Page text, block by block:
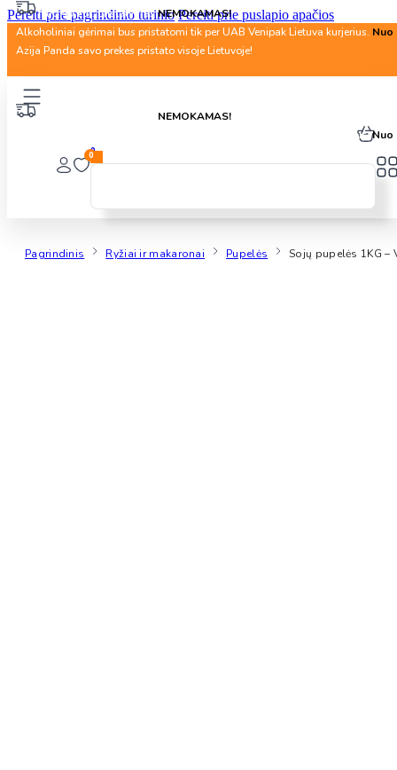
Pereiti prie pagrindinio turinio Pereiti prie puslapio apačios
Nuo 40 Eur. pristatymasNEMOKAMAS!
Alkoholiniai gėrimai bus pristatomi tik per UAB Venipak Lietuva kurjerius. Nuo
Azija Panda savo prekes pristato visoje Lietuvoje!
NEMOKAMAS!
Alkoholiniai gėrimai bus pristatomi tik per UAB Venipak Lietuva kurjerius.Nuo
00
Pagrindinis Ryžiai ir makaronai Pupelės Sojų pupelės 1KG –